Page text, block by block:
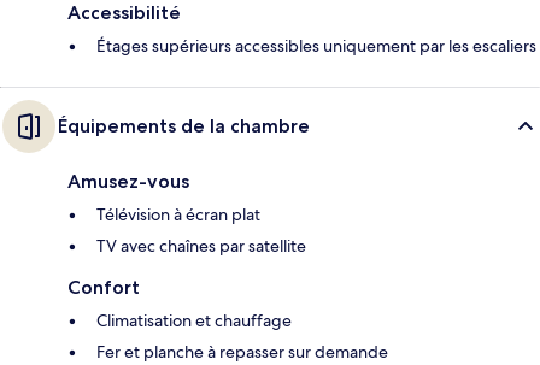
Accessibilité
Étages supérieurs accessibles uniquement par les escaliers
Équipements de la chambre
Amusez-vous
Télévision à écran plat
TV avec chaînes par satellite
Confort
Climatisation et chauffage
Fer et planche à repasser sur demande